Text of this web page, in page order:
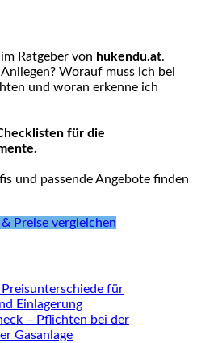
Ratgeber von hukendu.at.
Worauf muss ich bei
und woran erkenne ich
für die
und passende Angebote finden
Preise vergleichen
Preisunterschiede für
Einlagerung
– Pflichten bei der
Gasanlage